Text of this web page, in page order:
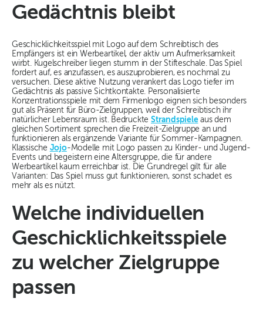
Gedächtnis bleibt
Geschicklichkeitsspiel mit Logo auf dem Schreibtisch des
Empfängers ist ein Werbeartikel, der aktiv um Aufmerksamkeit
wirbt. Kugelschreiber liegen stumm in der Stifteschale. Das Spiel
fordert auf, es anzufassen, es auszuprobieren, es nochmal zu
versuchen. Diese aktive Nutzung verankert das Logo tiefer im
Gedächtnis als passive Sichtkontakte. Personalisierte
Konzentrationsspiele mit dem Firmenlogo eignen sich besonders
gut als Präsent für Büro-Zielgruppen, weil der Schreibtisch ihr
natürlicher Lebensraum ist. BedruckteStrandspieleaus dem
gleichen Sortiment sprechen die Freizeit-Zielgruppe an und
funktionieren als ergänzende Variante für Sommer-Kampagnen.
Klassische Jojo-Modelle mit Logo passen zu Kinder- und Jugend-
Events und begeistern eine Altersgruppe, die für andere
Werbeartikel kaum erreichbar ist. Die Grundregel gilt für alle
Varianten: Das Spiel muss gut funktionieren, sonst schadet es
mehr als es nützt.
Welche individuellen
Geschicklichkeitsspiele
zu welcher Zielgruppe
passen